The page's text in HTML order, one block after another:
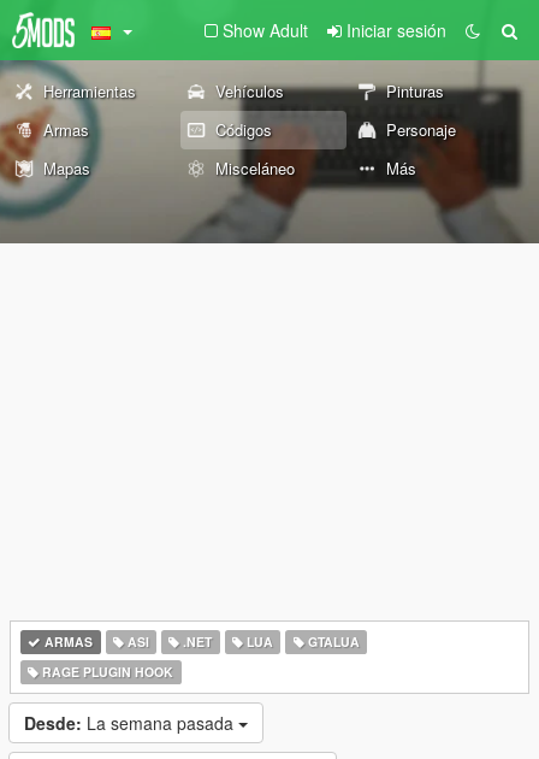
Show Adult Iniciar sesión
Herramientas Vehículos
Pinturas
Armas
Códigos
Personaje
Mapas
Misceláneo Más
ARMAS ASI .NET LUA
GTALUA
RAGE PLUGIN HOOK
Desde: La semana pasada